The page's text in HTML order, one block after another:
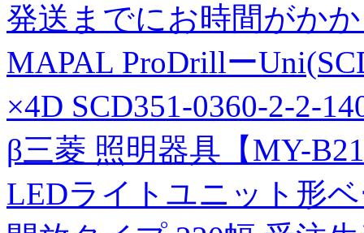
発送までにお時間がか
MAPAL ProDrillー
×4D SCD351-0360-2-2-
β三菱 照明器具【MY-
LEDライトユニット形